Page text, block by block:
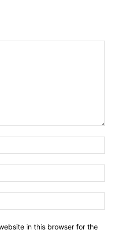
in this browser for the